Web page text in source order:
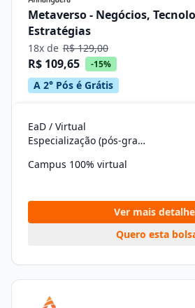
Metaverso - Negócios,
Estratégias
18x de R$ 129,00
R$ 109,65 -15%
A 2° Pós é Grátis
EaD / Virtual
Especialização (pós-graduação)
Campus 100% virtual
Ver mais
Quero esta